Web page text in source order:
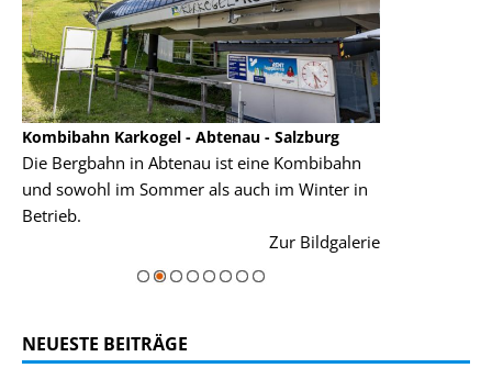
Kombibahn Karkogel - Abtenau - Salzburg
Die Bergbahn in Abtenau ist eine Kombibahn
und sowohl im Sommer als auch im Winter in
Betrieb.
Zur Bildgalerie
NEUESTE BEITRÄGE